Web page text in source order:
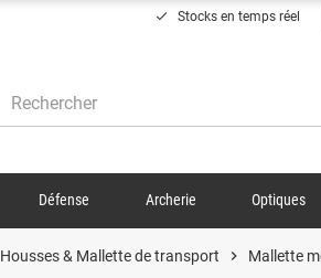
done Stocks en temps réel
Défense Archerie Optiques
Housses & Mallette de transport chevron_right Mallette